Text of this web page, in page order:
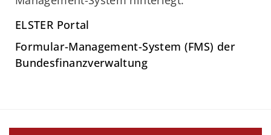
ELSTER Portal
Formular-Management-System (FMS) der
Bundesfinanzverwaltung